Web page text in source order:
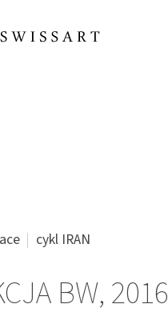
cykl IRAN
BW, 2016